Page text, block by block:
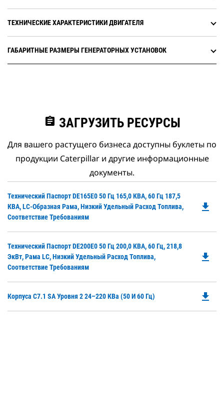
ТЕХНИЧЕСКИЕ ХАРАКТЕРИСТИКИ ДВИГАТЕЛЯ
ГАБАРИТНЫЕ РАЗМЕРЫ ГЕНЕРАТОРНЫХ УСТАНОВОК
assignment ЗАГРУЗИТЬ РЕСУРСЫ
Для вашего растущего бизнеса доступны буклеты по
продукции Caterpillar и другие информационные
документы.
Технический Паспорт DE165E0 50 Гц 165,0 КВА, 60 Гц 187,5
КВА, LC-Образная Рама, Низкий Удельный Расход Топлива,
Соответствие Требованиям
file_download
Технический Паспорт DE200E0 50 Гц 200,0 КВА, 60 Гц, 218,8
ЭкВт, Рама LC, Низкий Удельный Расход Топлива,
Соответствие Требованиям
file_download
Корпуса C7.1 SA Уровня 2 24–220 КВа (50 И 60 Гц) file_download